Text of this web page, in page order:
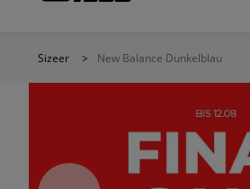
Sizeer > New Balance Dunkelblau